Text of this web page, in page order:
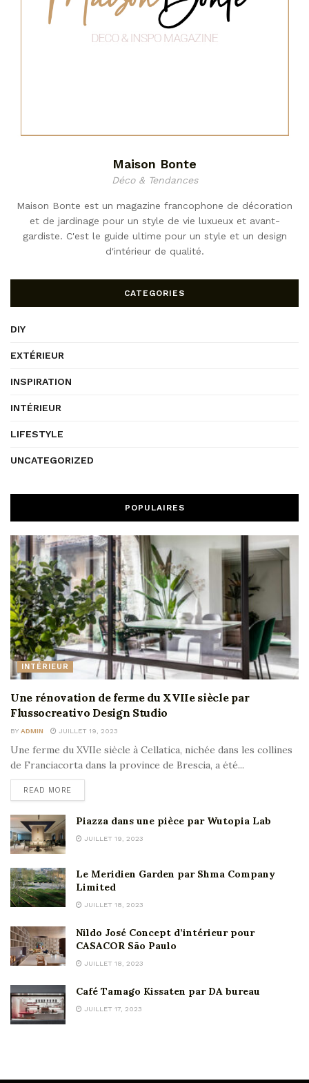
Maison Bonte
Déco & Tendances
Maison Bonte est un magazine francophone de décoration
et de jardinage pour un style de vie luxueux et avant-
gardiste. C'est le guide ultime pour un style et un design
d'intérieur de qualité.
CATEGORIES
DIY
EXTÉRIEUR
INSPIRATION
INTÉRIEUR
LIFESTYLE
UNCATEGORIZED
POPULAIRES
INTÉRIEUR
Une rénovation de ferme du XVIIe siècle par
Flussocreativo Design Studio
BY ADMIN JUILLET 19, 2023
Une ferme du XVIIe siècle à Cellatica, nichée dans les collines
de Franciacorta dans la province de Brescia, a été...
READ MORE
Piazza dans une pièce par Wutopia Lab
JUILLET 19, 2023
Le Meridien Garden par Shma Company
Limited
JUILLET 18, 2023
Nildo José Concept d’intérieur pour
CASACOR São Paulo
JUILLET 18, 2023
Café Tamago Kissaten par DA bureau
JUILLET 17, 2023